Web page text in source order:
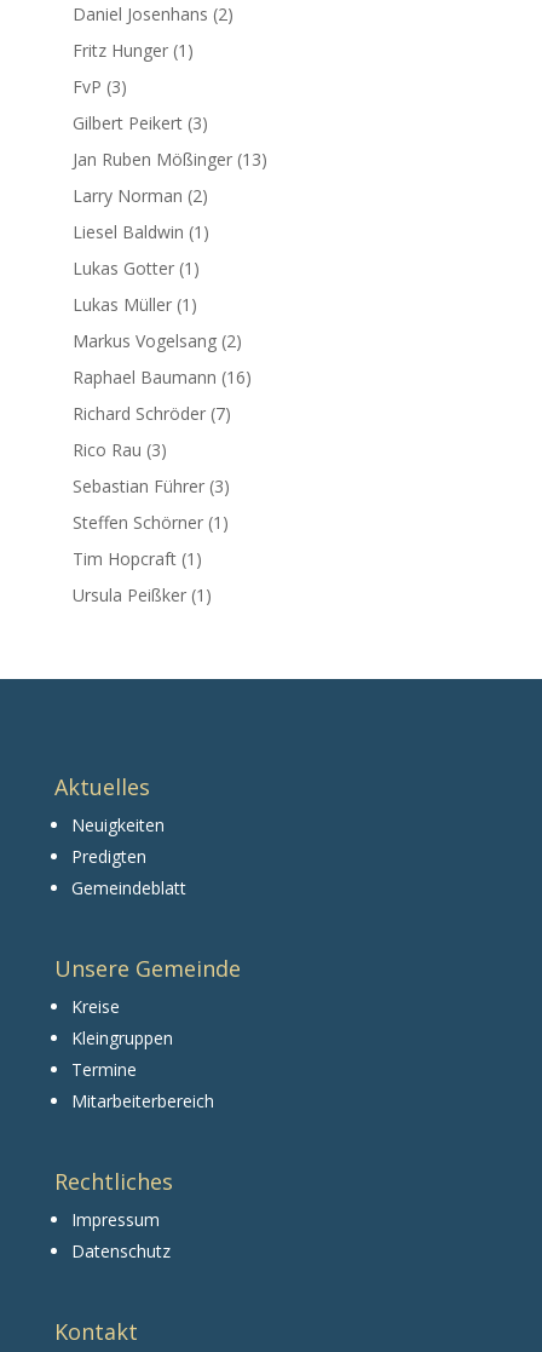
Daniel Josenhans (2)
Fritz Hunger(1)
FvP (3)
Gilbert Peikert(3)
Jan Ruben Mößinger(13)
Larry Norman (2)
Liesel Baldwin (1)
Lukas Gotter(1)
Lukas Müller(1)
Markus Vogelsang(2)
Raphael Baumann (16)
Richard Schröder(7)
Rico Rau (3)
Sebastian Führer(3)
Steffen Schörner(1)
Tim Hopcraft(1)
Ursula Peißker(1)
Aktuelles
Neuigkeiten
Predigten
Gemeindeblatt
Unsere Gemeinde
Kreise
Kleingruppen
Termine
Mitarbeiterbereich
Rechtliches
Impressum
Datenschutz
Kontakt